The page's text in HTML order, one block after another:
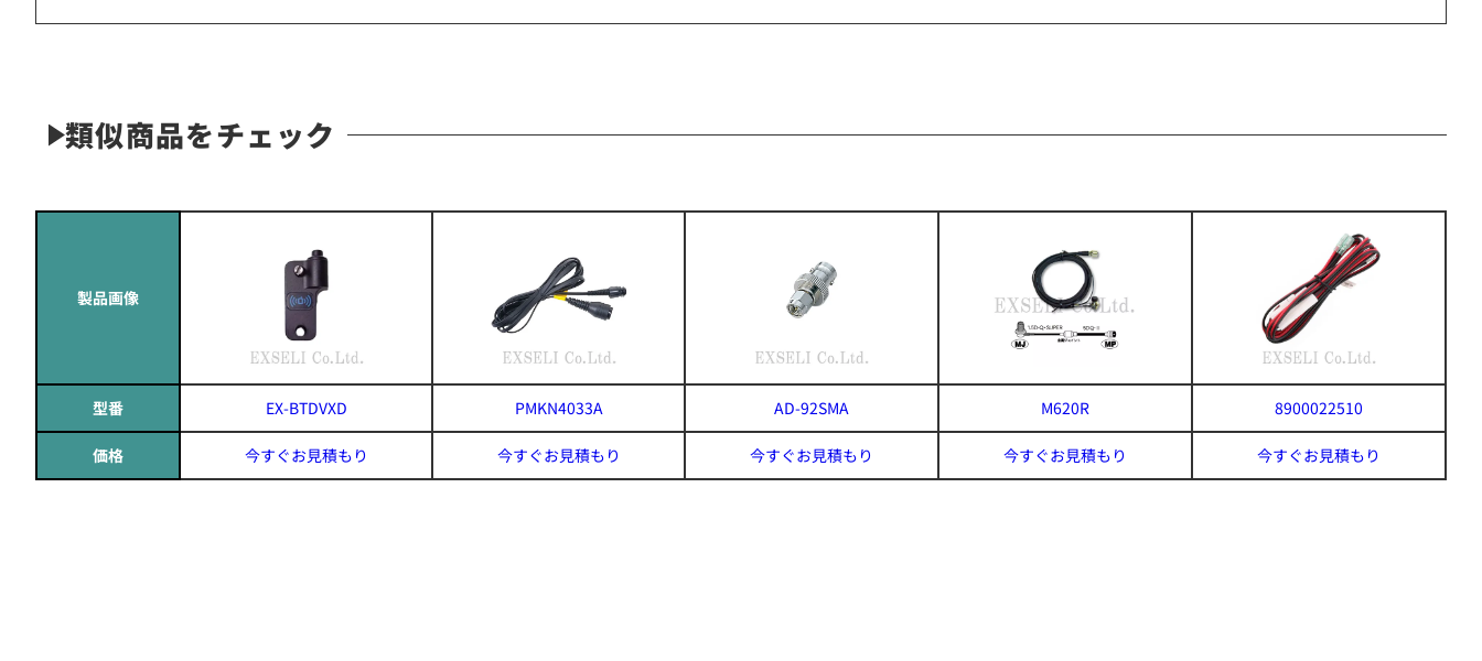
類似商品をチェック
製品画像
型番 EX-BTDVXD PMKN4033A AD-92SMA M620R 8900022510
価格 今すぐお見積もり 今すぐお見積もり 今すぐお見積もり 今すぐお見積もり 今すぐお見積もり